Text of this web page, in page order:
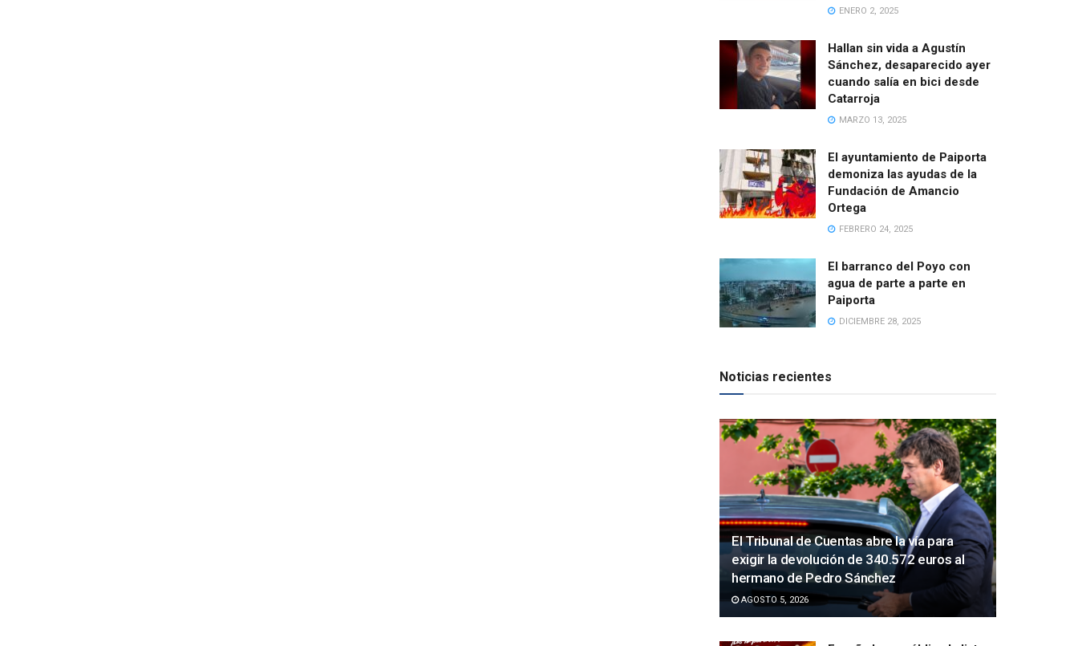
ENERO 2, 2025
Hallan sin vida a Agustín
Sánchez, desaparecido ayer
cuando salía en bici desde
Catarroja
MARZO 13, 2025
El ayuntamiento de Paiporta
demoniza las ayudas de la
Fundación de Amancio
Ortega
FEBRERO 24, 2025
El barranco del Poyo con
agua de parte a parte en
Paiporta
DICIEMBRE 28, 2025
Noticias recientes
El Tribunal de Cuentas abre la vía para
exigir la devolución de 340.572 euros al
hermano de Pedro Sánchez
AGOSTO 5, 2026